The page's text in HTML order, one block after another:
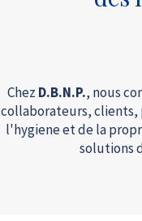
Chez D.B.N.P., nous
collaborateurs, clients,
l'hygiene et de la
solutions